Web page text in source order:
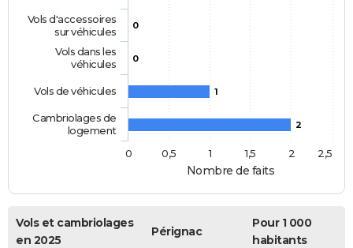
Nombre de faits
0
0
1
2
Vols d'accessoires
sur véhicules
Vols dans les
véhicules
Vols de véhicules
Cambriolages de
logement
0
0,5 1 1,5 2 2,5
Vols et cambriolages
en 2025
Pérignac
Pour 1 000
habitants